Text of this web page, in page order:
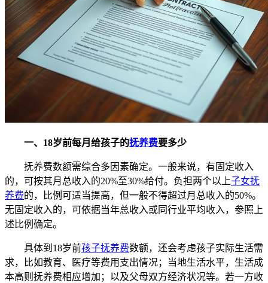
一、18岁前每月给孩子的抚养费要多少
抚养费数额需综合多因素确定。一般来说，有固定收入
的，可按其月总收入的20%至30%给付。负担两个以上子女抚
养费的，比例可适当提高，但一般不得超过月总收入的50%。
无固定收入的，可依据当年总收入或同行业平均收入，参照上
述比例确定。
具体到18岁前孩子抚养费数额，还会考虑孩子实际生活需
求，比如教育、医疗等费用支出情况；当地生活水平，生活成
本高则抚养费相应增加；以及父母双方经济状况等。若一方收